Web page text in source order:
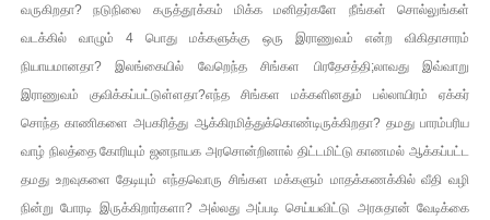
வருகிறதா? நடுநிலை கருத்தூக்கம் மிக்க மனிதர்களே நீங்கள் சொல்லுங்கள்
வடக்கில் வாழும் 4 பொது மக்களுக்கு ஒரு இராணுவம் என்ற விகிதாசாரம்
நியாயமானதா? இலங்கையில் வேறெந்த சிங்கள பிரதேசத்தி;லாவது இவ்வாறு
இராணுவம் குவிக்கப்பட்டுள்ளதா?எந்த சிங்கள மக்களினதும் பல்லாயிரம் ஏக்கர்
சொந்த காணிகளை அபகரித்து ஆக்கிரமித்துக்கொண்டிருக்கிறதா? தமது பாரம்பரிய
வாழ் நிலத்தை கோரியும் ஜனநாயக அரசொன்றினால் திட்டமிட்டு காணமல் ஆக்கப்பட்ட
தமது உறவுகளை தேடியும் எந்தவொரு சிங்கள மக்களும் மாதக்கணக்கில் வீதி வழி
நின்று போரடி இருக்கிறார்களா? அல்லது அப்படி செய்யவிட்டு அரசுதான் வேடிக்கை